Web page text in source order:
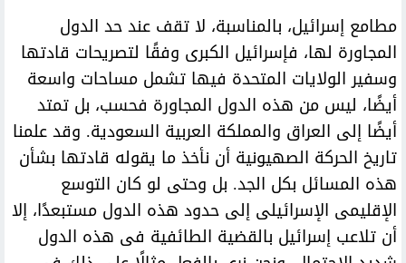
مطامع إسرائيل، بالمناسبة، لا تقف عند حد الدول
المجاورة لها، فإسرائيل الكبرى وفقًا لتصريحات قادتها
وسفير الولايات المتحدة فيها تشمل مساحات واسعة
أيضًا، ليس من هذه الدول المجاورة فحسب، بل تمتد
أيضًا إلى العراق والمملكة العربية السعودية. وقد علمنا
تاريخ الحركة الصهيونية أن نأخذ ما يقوله قادتها بشأن
هذه المسائل بكل الجد. بل وحتى لو كان التوسع
الإقليمى الإسرائيلى إلى حدود هذه الدول مستبعدًا، إلا
أن تلاعب إسرائيل بالقضية الطائفية فى هذه الدول